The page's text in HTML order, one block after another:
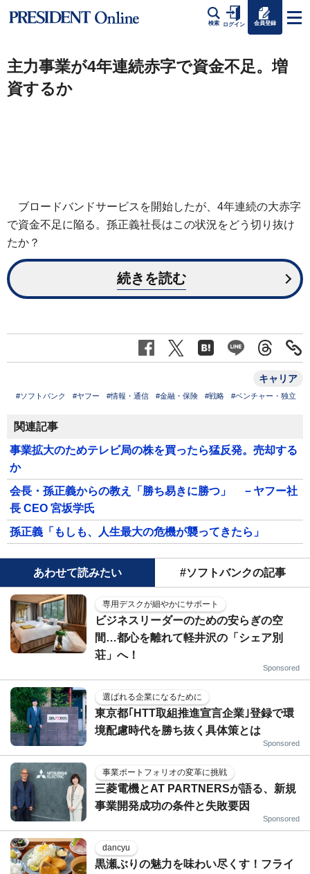
検索 ログイン 会員登録
主力事業が4年連続赤字で資金不足。増
資するか
ブロードバンドサービスを開始したが、4年連続の大赤字
で資金不足に陥る。孫正義社長はこの状況をどう切り抜け
たか？
続きを読む
キャリア
#ソフトバンク #ヤフー #情報・通信 #金融・保険 #戦略 #ベンチャー・独立
関連記事
事業拡大のためテレビ局の株を買ったら猛反発。売却する
か
会長・孫正義からの教え「勝ち易きに勝つ」 －ヤフー社
長 CEO 宮坂学氏
孫正義「もしも、人生最大の危機が襲ってきたら」
あわせて読みたい #ソフトバンクの記事
専用デスクが細やかにサポート
ビジネスリーダーのための安らぎの空
間…都心を離れて軽井沢の「シェア別
荘」へ！
Sponsored
選ばれる企業になるために
東京都｢HTT取組推進宣言企業｣登録で環
境配慮時代を勝ち抜く具体策とは
Sponsored
事業ポートフォリオの変革に挑戦
三菱電機とAT PARTNERSが語る、新規
事業開発成功の条件と失敗要因
Sponsored
dancyu
黒瀬ぶりの魅力を味わい尽くす！フライ